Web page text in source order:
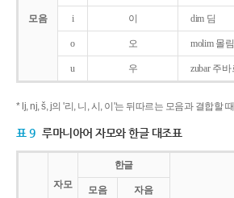
모음 i 이 dim 딤
o 오 molim 몰림
u 우 zubar 주바
* lj, nj, š, j의 '리, 니, 시, 이'는 뒤따르는 모음과 결합할
표 9 루마니아어 자모와 한글 대조표
자모
한글
모음
자음